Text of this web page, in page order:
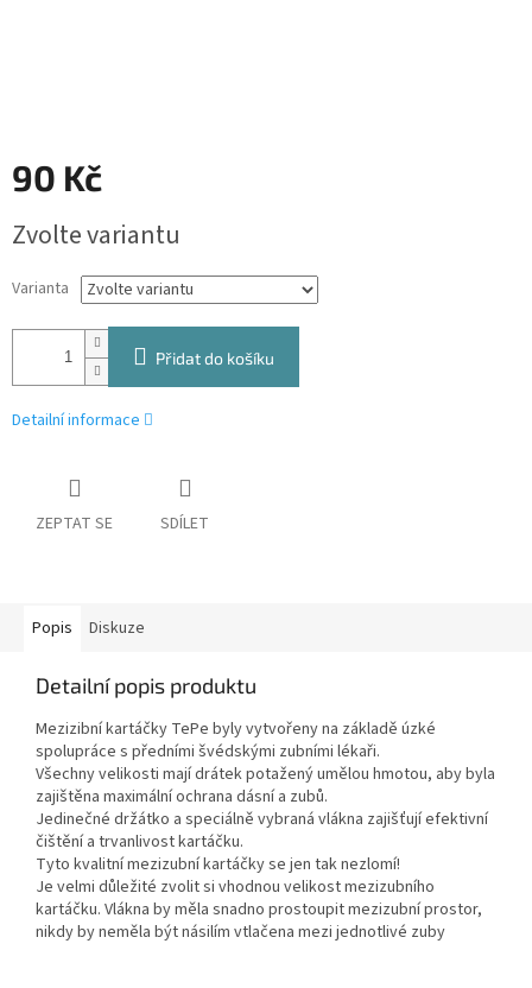
90 Kč
cena:
Zvolte variantu
Varianta
Přidat do košíku
Detailní informace
ZEPTAT SE SDÍLET
Popis Diskuze
Detailní popis produktu
Mezizibní kartáčky TePe byly vytvořeny na základě úzké
spolupráce s předními švédskými zubními lékaři.
Všechny velikosti mají drátek potažený umělou hmotou, aby byla
zajištěna maximální ochrana dásní a zubů.
Jedinečné držátko a speciálně vybraná vlákna zajišťují efektivní
čištění a trvanlivost kartáčku.
Tyto kvalitní mezizubní kartáčky se jen tak nezlomí!
Je velmi důležité zvolit si vhodnou velikost mezizubního
kartáčku. Vlákna by měla snadno prostoupit mezizubní prostor,
nikdy by neměla být násilím vtlačena mezi jednotlivé zuby